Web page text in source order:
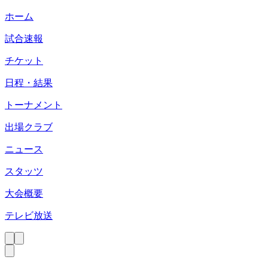
ホーム
試合速報
チケット
日程・結果
トーナメント
出場クラブ
ニュース
スタッツ
大会概要
テレビ放送